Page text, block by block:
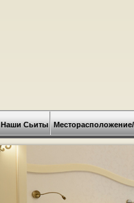
Наши Сьиты